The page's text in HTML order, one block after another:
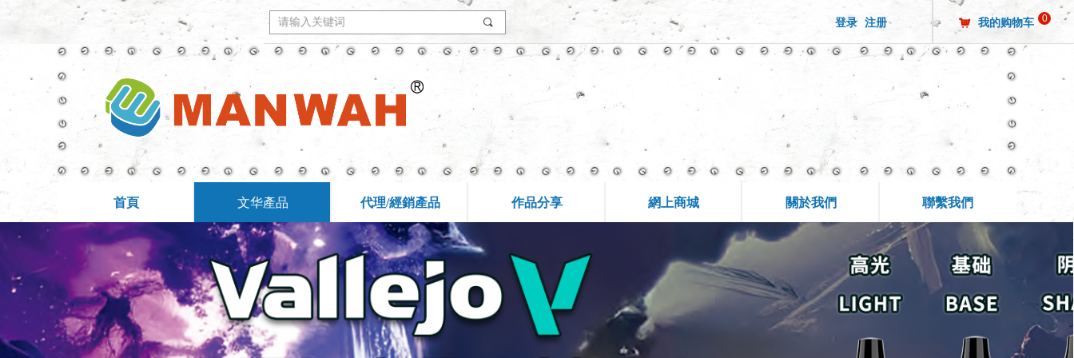
끠 登录 注册 낙 我的购物车 0
首頁 文华產品 代理/經銷產品 作品分享 網上商城 關於我們 聯繫我們